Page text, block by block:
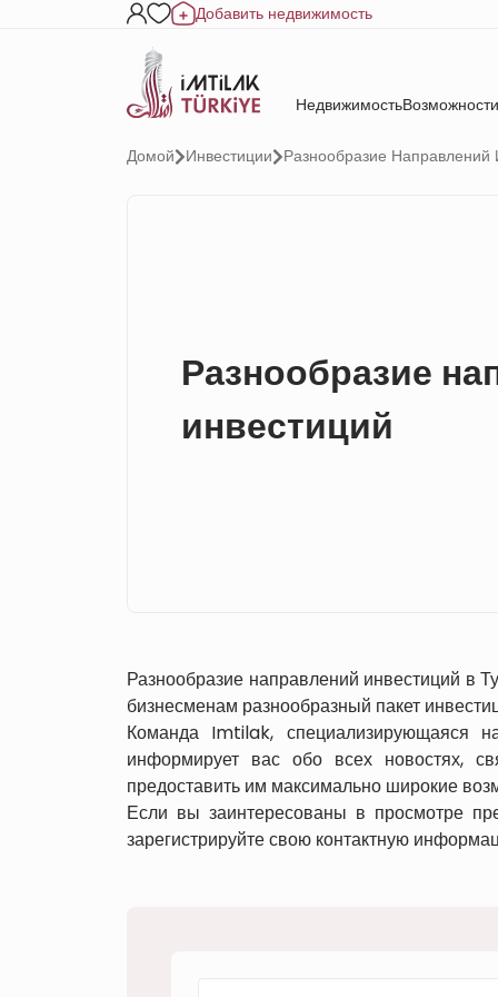
Добавить недвижимость
Недвижимость
Домой Инвестиции Разнообразие Направлений
Разнообразие
инвестиций
Разнообразие направлений инвестиций в
бизнесменам разнообразный пакет
Команда Imtilak, специализирующаяся
информирует вас обо всех новостях,
предоставить им максимально широкие
Если вы заинтересованы в просмотре
зарегистрируйте свою контактную